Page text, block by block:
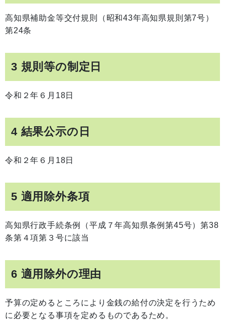
高知県補助金等交付規則（昭和43年高知県規則第7号）
第24条
3 規則等の制定日
令和２年６月18日
4 結果公示の日
令和２年６月18日
5 適用除外条項
高知県行政手続条例（平成７年高知県条例第45号）第38
条第４項第３号に該当
6 適用除外の理由
予算の定めるところにより金銭の給付の決定を行うため
に必要となる事項を定めるものであるため。